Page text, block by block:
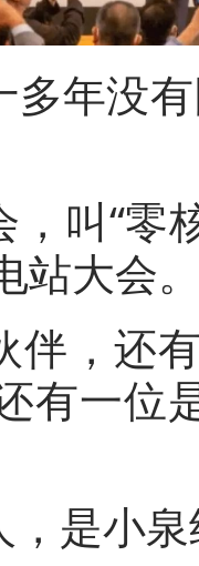
多年没
叫“零
站大会
伴，还
有一位
，是小